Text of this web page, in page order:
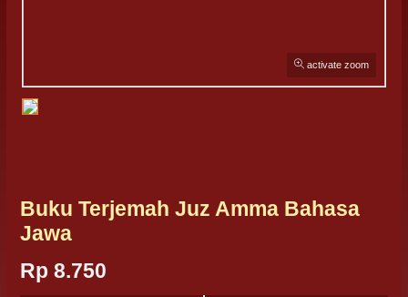
activate zoom
Buku Terjemah Juz Amma Bahasa
Jawa
Rp 8.750